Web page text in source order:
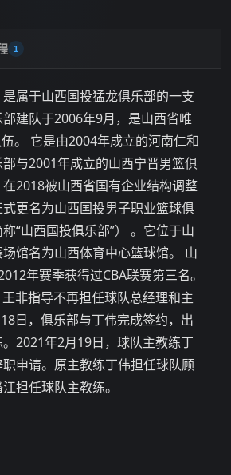
1
属于山西国投猛龙俱乐部的一支
建队于2006年9月，是山西省唯
。 它是由2004年成立的河南仁和
与2001年成立的山西宁晋男篮俱
2018被山西省国有企业结构调整
更名为山西国投男子职业篮球俱
“山西国投俱乐部”） 。它位于山
馆名为山西体育中心篮球馆。 山
年赛季获得过CBA联赛第三名。
非指导不再担任球队总经理和主
日，俱乐部与丁伟完成签约，出
2021年2月19日，球队主教练丁
申请。原主教练丁伟担任球队顾
担任球队主教练。